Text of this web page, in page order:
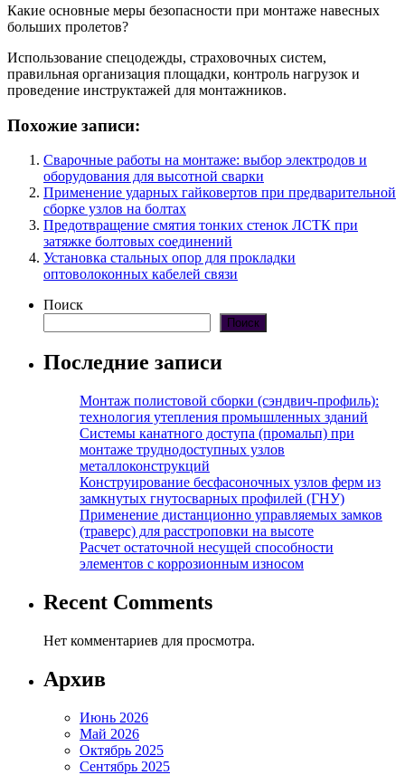
Какие основные меры безопасности при монтаже навесных
больших пролетов?
Использование спецодежды, страховочных систем,
правильная организация площадки, контроль нагрузок и
проведение инструктажей для монтажников.
Похожие записи:
Сварочные работы на монтаже: выбор электродов и
оборудования для высотной сварки
Применение ударных гайковертов при предварительной
сборке узлов на болтах
Предотвращение смятия тонких стенок ЛСТК при
затяжке болтовых соединений
Установка стальных опор для прокладки
оптоволоконных кабелей связи
Поиск
Поиск
Последние записи
Монтаж полистовой сборки (сэндвич-профиль):
технология утепления промышленных зданий
Системы канатного доступа (промальп) при
монтаже труднодоступных узлов
металлоконструкций
Конструирование бесфасоночных узлов ферм из
замкнутых гнутосварных профилей (ГНУ)
Применение дистанционно управляемых замков
(траверс) для расстроповки на высоте
Расчет остаточной несущей способности
элементов с коррозионным износом
Recent Comments
Нет комментариев для просмотра.
Архив
Июнь 2026
Май 2026
Октябрь 2025
Сентябрь 2025